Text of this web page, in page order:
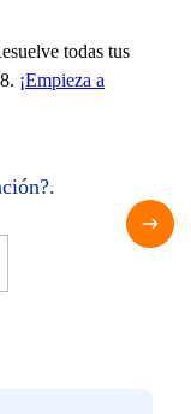
todas tus
¡Empieza a